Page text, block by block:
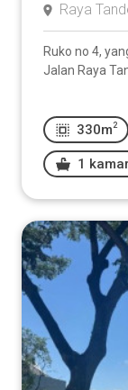
Raya
Ruko no 4,
Jalan Raya
330m 2
1